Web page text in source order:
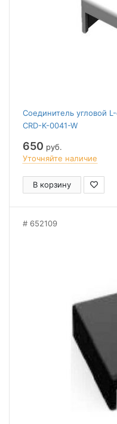
Соединитель угловой
CRD-K-0041-W
650 руб.
Уточняйте наличие
В корзину
652109